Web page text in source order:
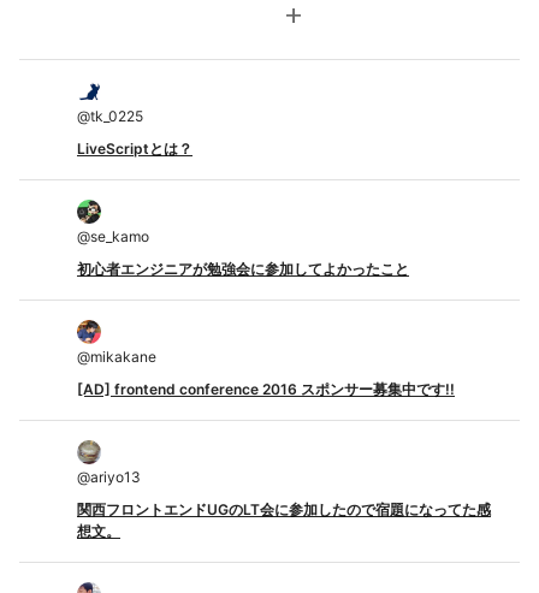
add
@tk_0225
LiveScriptとは？
@se_kamo
初心者エンジニアが勉強会に参加してよかったこと
@mikakane
[AD] frontend conference 2016 スポンサー募集中です!!
@ariyo13
関西フロントエンドUGのLT会に参加したので宿題になってた感
想文。